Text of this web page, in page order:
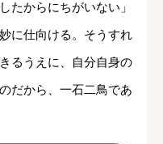
たからにちがいない」
に仕向ける。そうすれ
るうえに、自分自身の
だから、一石二鳥であ